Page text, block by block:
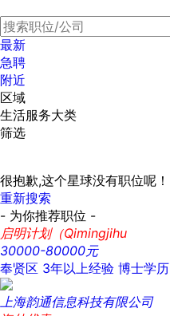
最新
急聘
附近
区域
生活服务大类
筛选
很抱歉,这个星球没有职位呢！
重新搜索
- 为你推荐职位 -
启明计划（Qimingjihu
30000-80000元
奉贤区 3年以上经验 博士学历
上海韵通信息科技有限公司